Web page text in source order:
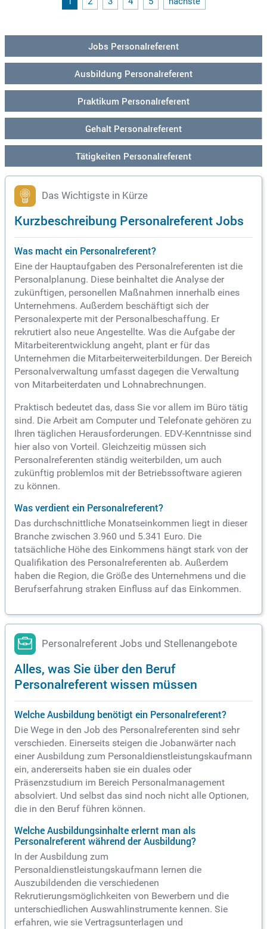
mit Arbeitnehmervertretungen und internen Schnittstellen. D
nd-Arbeiten im Betrieb.Jobs Personalreferent
Ausbildung Personalreferent
Praktikum Personalreferent
Gehalt Personalreferent
Tätigkeiten Personalreferent
Das Wichtigste in Kürze
Kurzbeschreibung Personalreferent Jobs
Was macht ein Personalreferent?
Eine der Hauptaufgaben des Personalreferenten ist die
Personalplanung. Diese beinhaltet die Analyse der
zukünftigen, personellen Maßnahmen innerhalb eines
Unternehmens. Außerdem beschäftigt sich der
Personalexperte mit der Personalbeschaffung. Er
rekrutiert also neue Angestellte. Was die Aufgabe der
Mitarbeiterentwicklung angeht, plant er für das
Unternehmen die Mitarbeiterweiterbildungen. Der Bereich
Personalverwaltung umfasst dagegen die Verwaltung
von Mitarbeiterdaten und Lohnabrechnungen.
Praktisch bedeutet das, dass Sie vor allem im Büro tätig
sind. Die Arbeit am Computer und Telefonate gehören zu
Ihren täglichen Herausforderungen. EDV-Kenntnisse sind
hier also von Vorteil. Gleichzeitig müssen sich
Personalreferenten ständig weiterbilden, um auch
zukünftig problemlos mit der Betriebssoftware agieren
zu können.
Was verdient ein Personalreferent?
Das durchschnittliche Monatseinkommen liegt in dieser
Branche zwischen 3.960 und 5.341 Euro. Die
tatsächliche Höhe des Einkommens hängt stark von der
Qualifikation des Personalreferenten ab. Außerdem
haben die Region, die Größe des Unternehmens und die
Berufserfahrung straken Einfluss auf das Einkommen.
Personalreferent Jobs und Stellenangebote
Alles, was Sie über den Beruf
Personalreferent wissen müssen
Welche Ausbildung benötigt ein Personalreferent?
Die Wege in den Job des Personalreferenten sind sehr
verschieden. Einerseits steigen die Jobanwärter nach
einer Ausbildung zum Personaldienstleistungskaufmann
ein, andererseits haben sie ein duales oder
Präsenzstudium im Bereich Personalmanagement
absolviert. Und selbst das sind noch nicht alle Optionen,
die in den Beruf führen können.
Welche Ausbildungsinhalte erlernt man als
Personalreferent während der Ausbildung?
In der Ausbildung zum
Personaldienstleistungskaufmann lernen die
Auszubildenden die verschiedenen
Rekrutierungsmöglichkeiten von Bewerbern und die
unterschiedlichen Auswahlinstrumente kennen. Sie
erfahren, wie sie Vertragsunterlagen und